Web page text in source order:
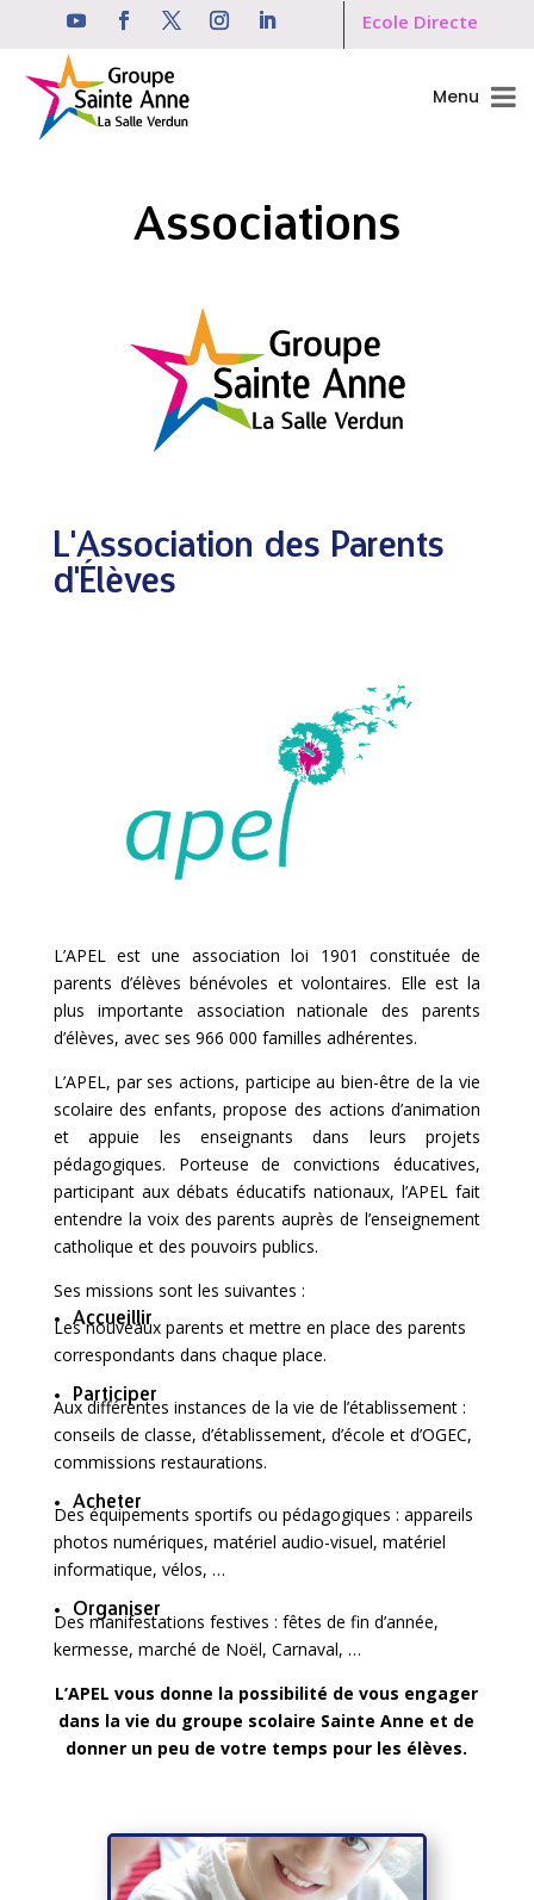
Ecole Directe
Menu
Associations
L'Association des Parents
d'Élèves
L’APEL est une association loi 1901 constituée de
parents d’élèves bénévoles et volontaires. Elle est la
plus importante association nationale des parents
d’élèves, avec ses 966 000 familles adhérentes.
L’APEL, par ses actions, participe au bien-être de la vie
scolaire des enfants, propose des actions d’animation
et appuie les enseignants dans leurs projets
pédagogiques. Porteuse de convictions éducatives,
participant aux débats éducatifs nationaux, l’APEL fait
entendre la voix des parents auprès de l’enseignement
catholique et des pouvoirs publics.
Ses missions sont les suivantes :
Accueillir
Les nouveaux parents et mettre en place des parents
correspondants dans chaque place.
Participer
Aux différentes instances de la vie de l’établissement :
conseils de classe, d’établissement, d’école et d’OGEC,
commissions restaurations.
Acheter
Des équipements sportifs ou pédagogiques : appareils
photos numériques, matériel audio-visuel, matériel
informatique, vélos, …
Organiser
Des manifestations festives : fêtes de fin d’année,
kermesse, marché de Noël, Carnaval, …
L’APEL vous donne la possibilité de vous engager
dans la vie du groupe scolaire Sainte Anne et de
donner un peu de votre temps pour les élèves.